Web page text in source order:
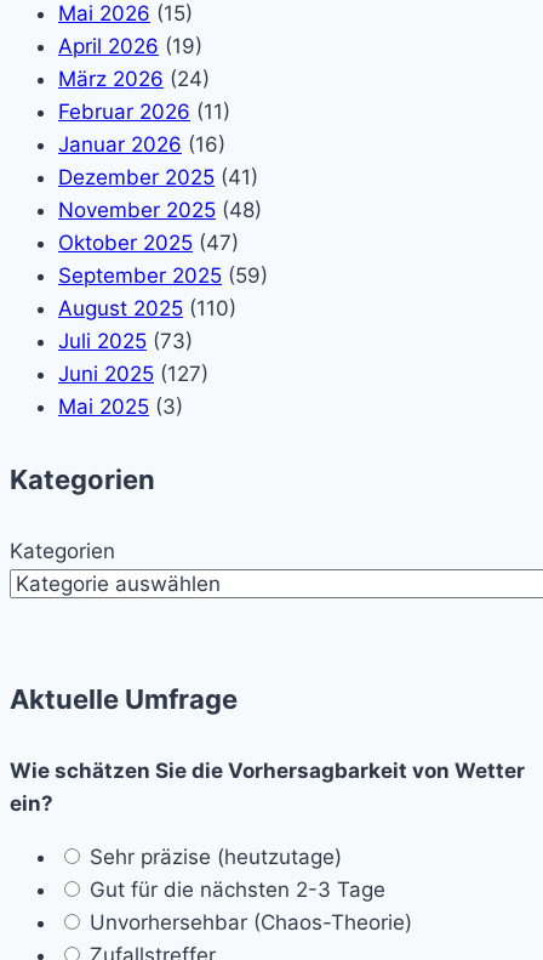
Mai 2026 (15)
April 2026 (19)
März 2026 (24)
Februar 2026 (11)
Januar 2026 (16)
Dezember 2025 (41)
November 2025 (48)
Oktober 2025 (47)
September 2025 (59)
August 2025 (110)
Juli 2025 (73)
Juni 2025 (127)
Mai 2025 (3)
Kategorien
Kategorien
Aktuelle Umfrage
Wie schätzen Sie die Vorhersagbarkeit von Wetter
ein?
Sehr präzise (heutzutage)
Gut für die nächsten 2-3 Tage
Unvorhersehbar (Chaos-Theorie)
Zufallstreffer